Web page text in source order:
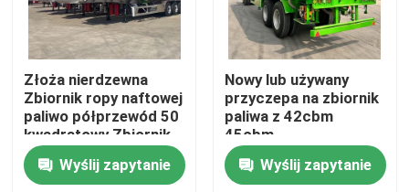
Dom
Złoża nierdzewna
Zbiornik ropy naftowej
paliwo półprzewód 50
kwadratowy Zbiornik
płynny Ciężarówka
pojazd transportowy
Wyślij zapytanie
Nowy lub używany
przyczepa na zbiornik
paliwa z 42cbm
45cbm
Wyślij zapytanie